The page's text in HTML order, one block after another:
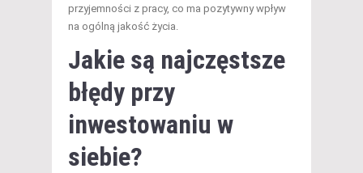
przyjemności z pracy, co ma pozytywny wpływ
na ogólną jakość życia.
Jakie są najczęstsze
błędy przy
inwestowaniu w
siebie?